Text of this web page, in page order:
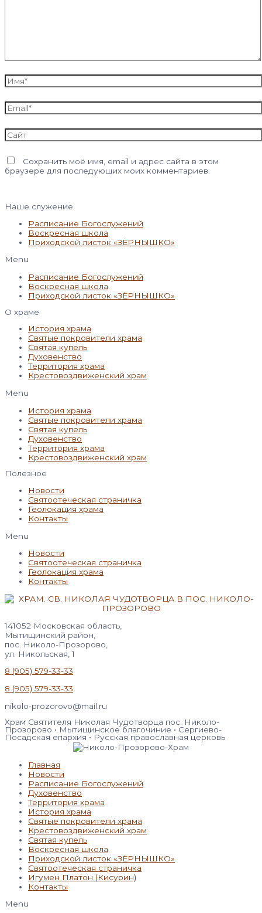
Имя*
Email*
Сайт
Сохранить моё имя, email и адрес сайта в этом
браузере для последующих моих комментариев.
Наше служение
Расписание Богослужений
Воскресная школа
Приходской листок «ЗЁРНЫШКО»
Menu
Расписание Богослужений
Воскресная школа
Приходской листок «ЗЁРНЫШКО»
О храме
История храма
Святые покровители храма
Святая купель
Духовенство
Территория храма
Крестовоздвиженский храм
Menu
История храма
Святые покровители храма
Святая купель
Духовенство
Территория храма
Крестовоздвиженский храм
Полезное
Новости
Святоотеческая страничка
Геолокация храма
Контакты
Menu
Новости
Святоотеческая страничка
Геолокация храма
Контакты
141052 Московская область,
Мытищинский район,
пос. Николо-Прозорово,
ул. Никольская, 1
8 (905) 579-33-33
8 (905) 579-33-33
nikolo-prozorovo@mail.ru
Храм Святителя Николая Чудотворца пос. Николо-
Прозорово • Мытищинское благочиние • Сергиево-
Посадская епархия • Русская православная церковь
Главная
Новости
Расписание Богослужений
Духовенство
Территория храма
История храма
Святые покровители храма
Крестовоздвиженский храм
Святая купель
Воскресная школа
Приходской листок «ЗЁРНЫШКО»
Святоотеческая страничка
Игумен Платон (Кисурин)
Контакты
Menu